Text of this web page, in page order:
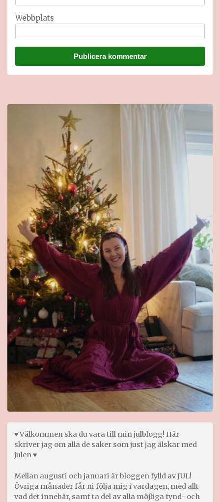
Webbplats
♥ Välkommen ska du vara till min julblogg! Här
skriver jag om alla de saker som just jag älskar med
julen ♥
Mellan augusti och januari är bloggen fylld av JUL!
Övriga månader får ni följa mig i vardagen, med allt
vad det innebär, samt ta del av alla möjliga fynd- och